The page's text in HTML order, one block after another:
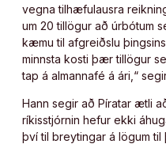
vegna tilhæfulausra
um 20 tillögur að úrbótum
kæmu til afgreiðslu
minnsta kosti þær tillögur
tap á almannafé á ári,“
Hann segir að Píratar ætli
ríkisstjórnin hefur ekki
því til breytingar á lögum